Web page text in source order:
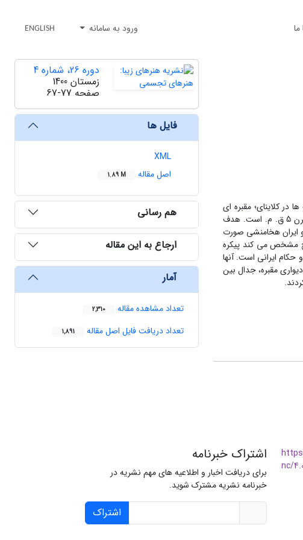
ورود به سامانه ENGLISH
در کلاینای؛ مقبره ای
واقع در تاتارلی است. این آرامگاه دارای نقاشیهایی روی تیرهای چوبی است که بزرگترین نقاشی روی چوب باستان می باشد و تاریخ آن اواسط قرن 5 ق. م. است. هدف
و ایران هخامنشی صورت
مشخص می کند پیکره
ایرانی است. آنها
مقبره، جدال بین
دوره 26، شماره 4
زمستان 1400
صفحه 67-77
فایل ها
XML
اصل مقاله
1.89 M
هم رسانی
ارجاع به این مقاله
آمار
تعداد مشاهده مقاله 2,310
تعداد دریافت فایل اصل مقاله 1,891
nc/
اشتراک خبرنامه
برای دریافت اخبار و اطلاعیه های مهم نشریه در
خبرنامه نشریه مشترک شوید.
اشتراک